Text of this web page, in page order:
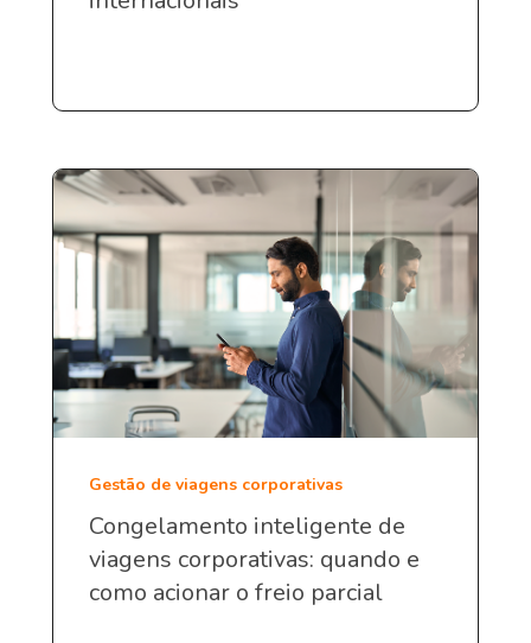
Gestão de viagens corporativas
Congelamento inteligente de
viagens corporativas: quando e
como acionar o freio parcial